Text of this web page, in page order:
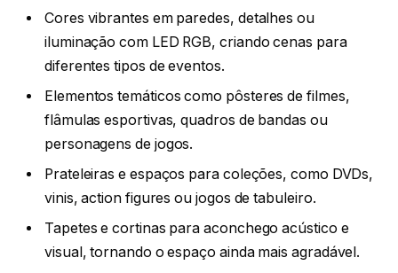
Cores vibrantes em paredes, detalhes ou
iluminação com LED RGB, criando cenas para
diferentes tipos de eventos.
Elementos temáticos como pôsteres de filmes,
flâmulas esportivas, quadros de bandas ou
personagens de jogos.
Prateleiras e espaços para coleções, como DVDs,
vinis, action figures ou jogos de tabuleiro.
Tapetes e cortinas para aconchego acústico e
visual, tornando o espaço ainda mais agradável.